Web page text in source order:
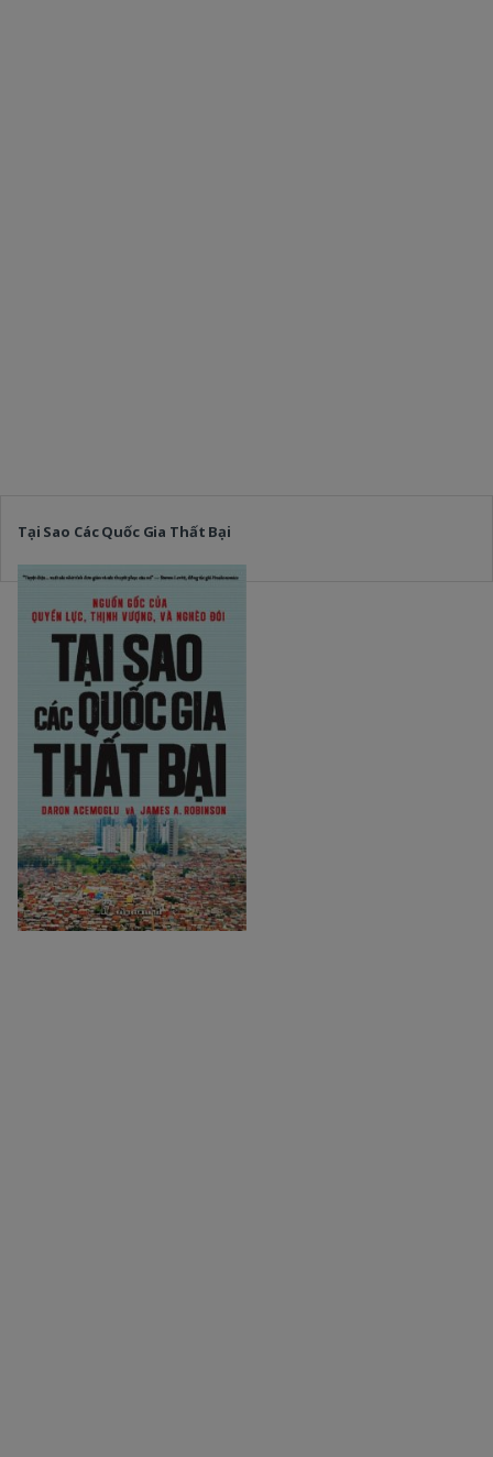
Tại Sao Các Quốc Gia Thất Bại